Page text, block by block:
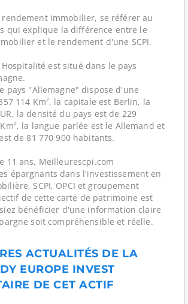
rendement immobilier, se référer au
qui explique la différence entre le
et le rendement d'une SCPI.
est situé dans le pays
pays "Allemagne" dispose d'une
114 Km², la capitale est Berlin, la
la densité du pays est de 229
la langue parlée est le Allemand et
de 81 770 900 habitants.
11 ans, Meilleurescpi.com
épargnants dans l'investissement en
SCPI, OPCI et groupement
de cette carte de patrimoine est
bénéficier d'une information claire
soit compréhensible et réelle.
ACTUALITÉS DE LA
EUROPE INVEST
DE CET ACTIF